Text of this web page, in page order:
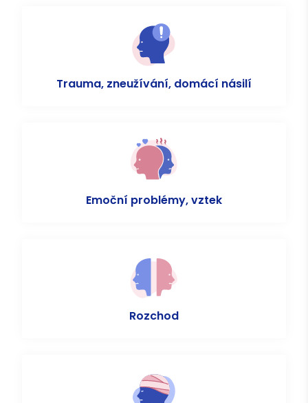
Trauma, zneužívání, domácí násilí
Emoční problémy, vztek
Rozchod